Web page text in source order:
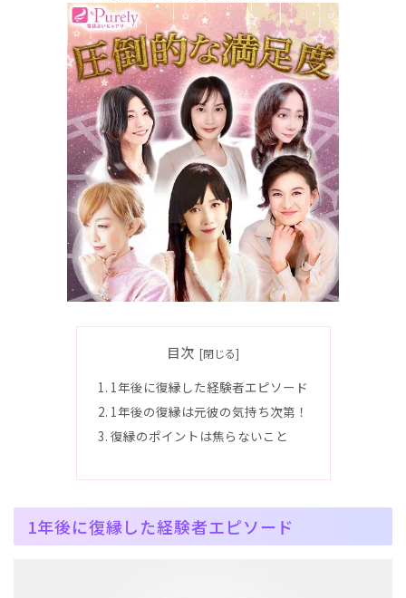
目次
1年後に復縁した経験者エピソード
1年後の復縁は元彼の気持ち次第！
復縁のポイントは焦らないこと
1年後に復縁した経験者エピソード